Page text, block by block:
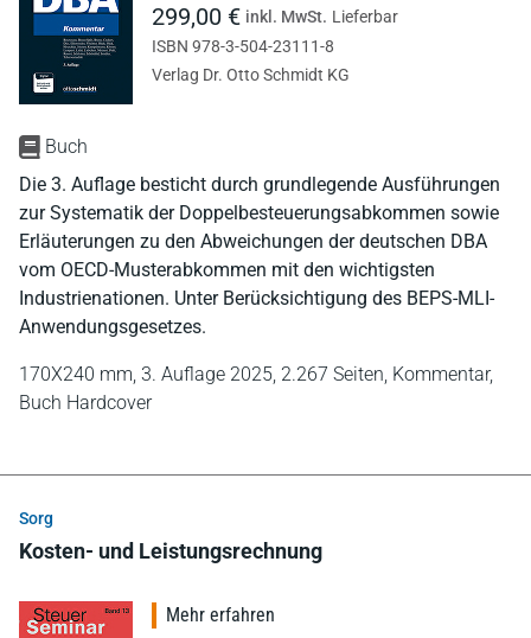
Buch
Die 3. Auflage besticht durch grundlegende Ausführungen
zur Systematik der Doppelbesteuerungsabkommen sowie
Erläuterungen zu den Abweichungen der deutschen DBA
vom OECD-Musterabkommen mit den wichtigsten
Industrienationen. Unter Berücksichtigung des BEPS-MLI-
Anwendungsgesetzes.
170X240 mm, 3. Auflage 2025, 2.267 Seiten, Kommentar,
Buch Hardcover
299,00 € inkl. MwSt. Lieferbar
ISBN 978-3-504-23111-8
Verlag Dr. Otto Schmidt KG
Sorg
Kosten- und Leistungsrechnung
Mehr erfahren